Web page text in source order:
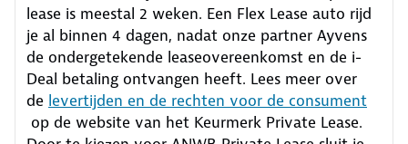
lease is meestal 2 weken. Een Flex Lease auto rijd
je al binnen 4 dagen, nadat onze partner Ayvens
de ondergetekende leaseovereenkomst en de i-
Deal betaling ontvangen heeft. Lees meer over
de levertijden en de rechten voor de consument
op de website van het Keurmerk Private Lease.